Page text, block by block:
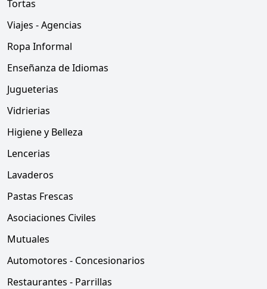
Tortas
Viajes - Agencias
Ropa Informal
Enseñanza de Idiomas
Jugueterias
Vidrierias
Higiene y Belleza
Lencerias
Lavaderos
Pastas Frescas
Asociaciones Civiles
Mutuales
Automotores - Concesionarios
Restaurantes - Parrillas